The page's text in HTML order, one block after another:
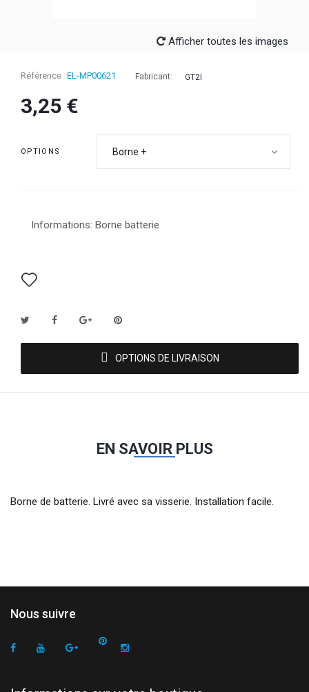
Afficher toutes les images
Référence EL-MP00621 Fabricant: GT2I
3,25 €
OPTIONS Borne +
Informations: Borne batterie
OPTIONS DE LIVRAISON
EN SAVOIR PLUS
Borne de batterie. Livré avec sa visserie. Installation facile.
Nous suivre